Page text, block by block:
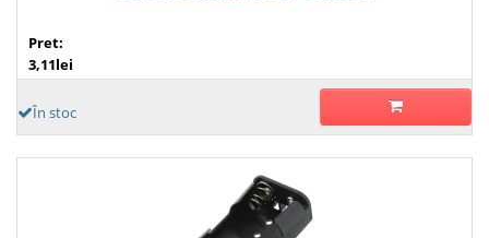
Pret:
3,11lei
În stoc